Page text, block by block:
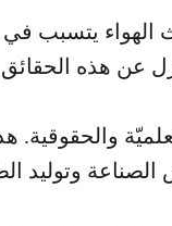
والحقوقية.